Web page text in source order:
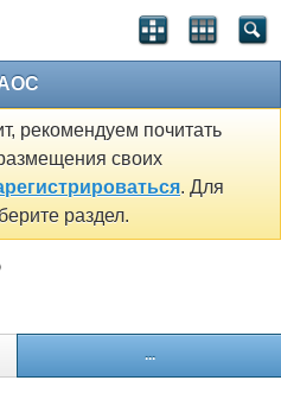
рекомендуем почитать
своих
. Для
раздел.
...